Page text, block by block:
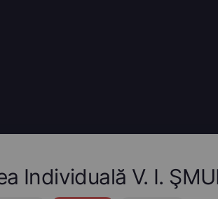
Individuală V. I.